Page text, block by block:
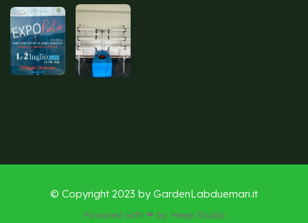
© Copyright 2023 by GardenLabduemari.it
Powered with ❤ by Heep Studio